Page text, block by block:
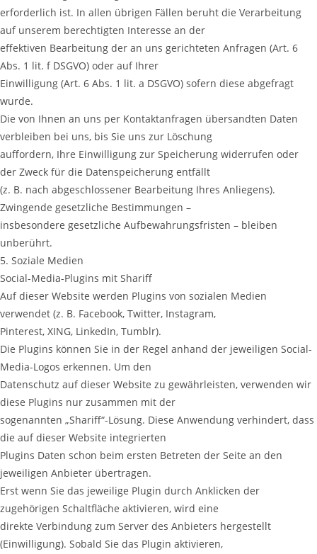
erforderlich ist. In allen übrigen Fällen beruht die Verarbeitung
auf unserem berechtigten Interesse an der
effektiven Bearbeitung der an uns gerichteten Anfragen (Art. 6
Abs. 1 lit. f DSGVO) oder auf Ihrer
Einwilligung (Art. 6 Abs. 1 lit. a DSGVO) sofern diese abgefragt
wurde.
Die von Ihnen an uns per Kontaktanfragen übersandten Daten
verbleiben bei uns, bis Sie uns zur Löschung
auffordern, Ihre Einwilligung zur Speicherung widerrufen oder
der Zweck für die Datenspeicherung entfällt
(z. B. nach abgeschlossener Bearbeitung Ihres Anliegens).
Zwingende gesetzliche Bestimmungen –
insbesondere gesetzliche Aufbewahrungsfristen – bleiben
unberührt.
5. Soziale Medien
Social-Media-Plugins mit Shariff
Auf dieser Website werden Plugins von sozialen Medien
verwendet (z. B. Facebook, Twitter, Instagram,
Pinterest, XING, LinkedIn, Tumblr).
Die Plugins können Sie in der Regel anhand der jeweiligen Social-
Media-Logos erkennen. Um den
Datenschutz auf dieser Website zu gewährleisten, verwenden wir
diese Plugins nur zusammen mit der
sogenannten „Shariff“-Lösung. Diese Anwendung verhindert, dass
die auf dieser Website integrierten
Plugins Daten schon beim ersten Betreten der Seite an den
jeweiligen Anbieter übertragen.
Erst wenn Sie das jeweilige Plugin durch Anklicken der
zugehörigen Schaltfläche aktivieren, wird eine
direkte Verbindung zum Server des Anbieters hergestellt
(Einwilligung). Sobald Sie das Plugin aktivieren,